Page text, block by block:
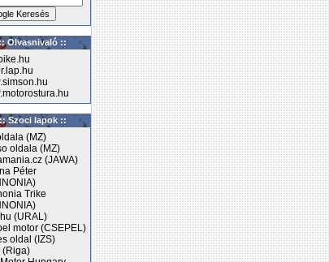
Olvasnivaló ::
Szoci lapok ::
(MZ)
oldala (MZ)
(JAWA)
Péter
Trike
(URAL)
motor (CSEPEL)
oldal (IZS)
(Riga)